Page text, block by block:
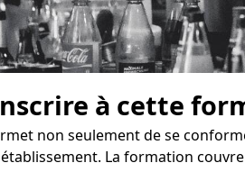
à cette
non seulement de se
La formation